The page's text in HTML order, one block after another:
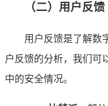
（二）用户反馈
用户反馈是了解数
户反馈的分析，我们可
中的安全情况。